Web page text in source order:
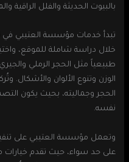
بالبيوت الحديثة والفلل الراقية
تبدأ خدمات مؤسسة العتيبي في
خلال دراسة شاملة للموقع،
طبيعياً مثل الحجر الرملي
الوزن وتنوع الألوان والأشكال.
الحجر وجماليته، بحيث يكون
نفسه.
وتعمل مؤسسة العتيبي على تنفيذ
على حد سواء، حيث تقدم